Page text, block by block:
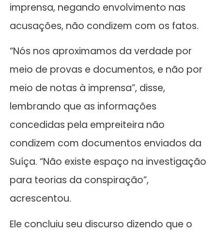
imprensa, negando envolvimento nas
acusações, não condizem com os fatos.
“Nós nos aproximamos da verdade por
meio de provas e documentos, e não por
meio de notas à imprensa”, disse,
lembrando que as informações
concedidas pela empreiteira não
condizem com documentos enviados da
Suíça. “Não existe espaço na investigação
para teorias da conspiração”,
acrescentou.
Ele concluiu seu discurso dizendo que o